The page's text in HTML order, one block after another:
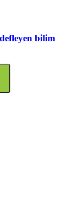
bilim